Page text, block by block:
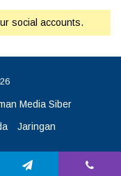
social accounts.
Media Siber
Jaringan